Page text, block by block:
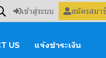
เข้าสู่ระบบ สมัครสมา
US แจ้งชำระเงิน